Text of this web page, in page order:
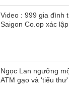
Video : 999 gia đình
Saigon Co.op xác
Ngọc Lan ngưỡng
ATM gạo và 'tiểu